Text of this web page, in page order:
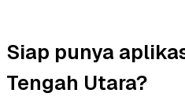
Siap punya
Tengah Utara?